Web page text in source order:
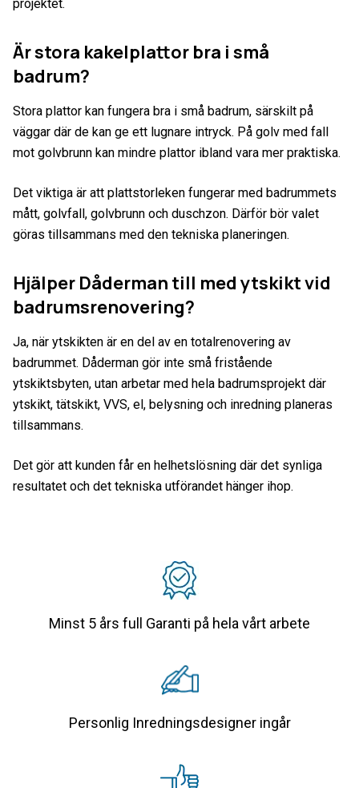
projektet.
Är stora kakelplattor bra i små
badrum?
Stora plattor kan fungera bra i små badrum, särskilt på
väggar där de kan ge ett lugnare intryck. På golv med fall
mot golvbrunn kan mindre plattor ibland vara mer praktiska.
Det viktiga är att plattstorleken fungerar med badrummets
mått, golvfall, golvbrunn och duschzon. Därför bör valet
göras tillsammans med den tekniska planeringen.
Hjälper Dåderman till med ytskikt vid
badrumsrenovering?
Ja, när ytskikten är en del av en totalrenovering av
badrummet. Dåderman gör inte små fristående
ytskiktsbyten, utan arbetar med hela badrumsprojekt där
ytskikt, tätskikt, VVS, el, belysning och inredning planeras
tillsammans.
Det gör att kunden får en helhetslösning där det synliga
resultatet och det tekniska utförandet hänger ihop.
Minst 5 års full Garanti på hela vårt arbete
Personlig Inredningsdesigner ingår